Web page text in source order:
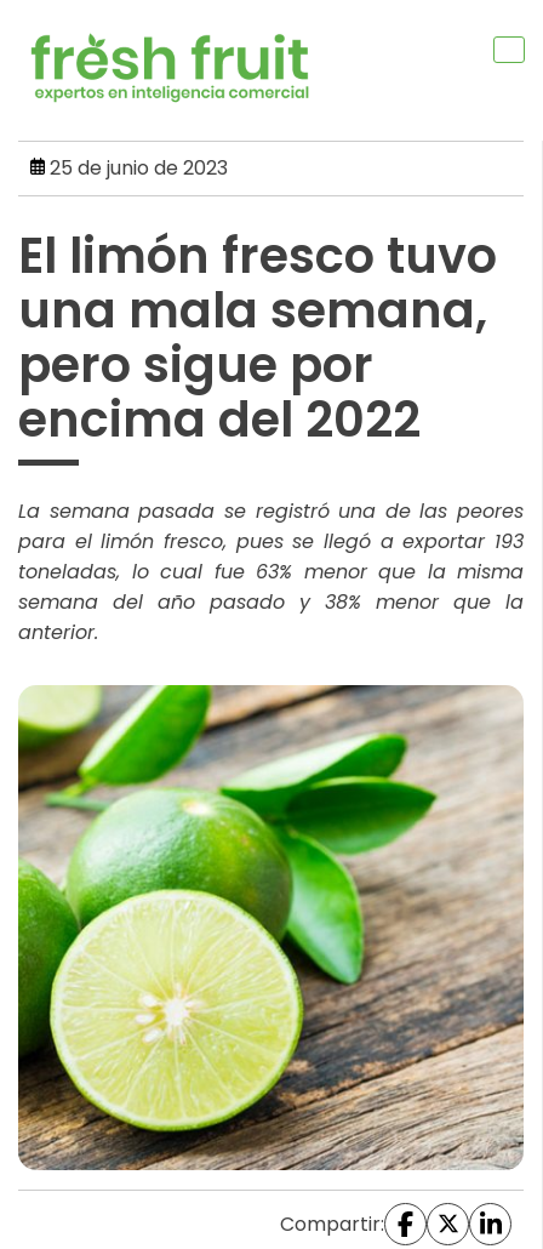
content
25 de junio de 2023
El limón fresco tuvo
una mala semana,
pero sigue por
encima del 2022
La semana pasada se registró una de las peores
para el limón fresco, pues se llegó a exportar 193
toneladas, lo cual fue 63% menor que la misma
semana del año pasado y 38% menor que la
anterior.
Compartir: